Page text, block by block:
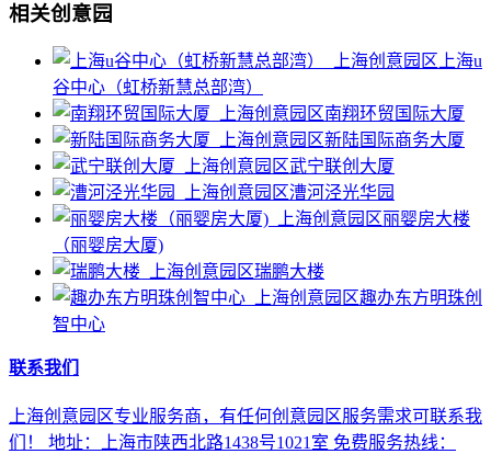
相关创意园
上海u
谷中心（虹桥新慧总部湾）
南翔环贸国际大厦
新陆国际商务大厦
武宁联创大厦
漕河泾光华园
丽婴房大楼
（丽婴房大厦)
瑞鹏大楼
趣办东方明珠创
智中心
联系我们
上海创意园区专业服务商，有任何创意园区服务需求可联系我
们！ 地址：上海市陕西北路1438号1021室 免费服务热线：